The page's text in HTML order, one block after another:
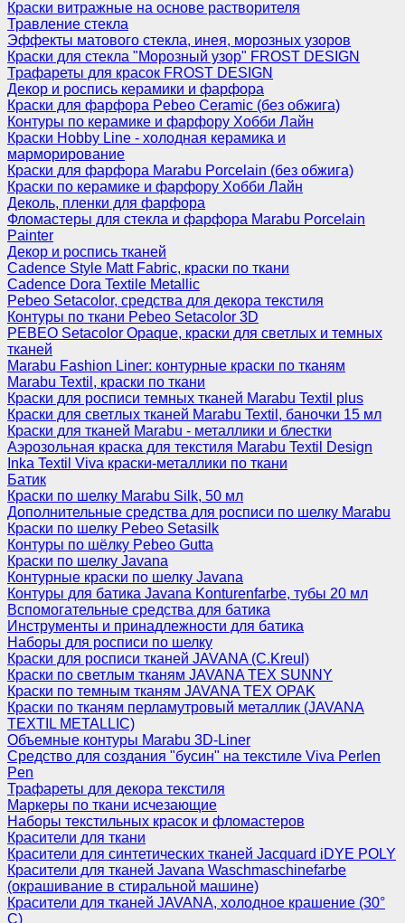
Краски витражные на основе растворителя
Травление стекла
Эффекты матового стекла, инея, морозных узоров
Краски для стекла "Морозный узор" FROST DESIGN
Трафареты для красок FROST DESIGN
Декор и роспись керамики и фарфора
Краски для фарфора Pebeo Ceramic (без обжига)
Контуры по керамике и фарфору Хобби Лайн
Краски Hobby Line - холодная керамика и
марморирование
Краски для фарфора Marabu Porcelain (без обжига)
Краски по керамике и фарфору Хобби Лайн
Деколь, пленки для фарфора
Фломастеры для стекла и фарфора Marabu Porcelain
Painter
Декор и роспись тканей
Cadence Style Matt Fabric, краски по ткани
Cadence Dora Textile Metallic
Pebeo Setacolor, средства для декора текстиля
Контуры по ткани Pebeo Setacolor 3D
PEBEO Setacolor Opaque, краски для светлых и темных
тканей
Marabu Fashion Liner: контурные краски по тканям
Marabu Textil, краски по ткани
Краски для росписи темных тканей Marabu Textil plus
Краски для светлых тканей Marabu Textil, баночки 15 мл
Краски для тканей Marabu - металлики и блестки
Аэрозольная краска для текстиля Marabu Textil Design
Inka Textil Viva краски-металлики по ткани
Батик
Краски по шелку Marabu Silk, 50 мл
Дополнительные средства для росписи по шелку Marabu
Краски по шелку Pebeo Setasilk
Контуры по шёлку Pebeo Gutta
Краски по шелку Javana
Контурные краски по шелку Javana
Контуры для батика Javana Konturenfarbe, тубы 20 мл
Вспомогательные средства для батика
Инструменты и принадлежности для батика
Наборы для росписи по шелку
Краски для росписи тканей JAVANA (C.Kreul)
Краски по светлым тканям JAVANA TEX SUNNY
Краски по темным тканям JAVANA TEX OPAK
Краски по тканям перламутровый металлик (JAVANA
TEXTIL METALLIC)
Объемные контуры Marabu 3D-Liner
Средство для создания "бусин" на текстиле Viva Perlen
Pen
Трафареты для декора текстиля
Маркеры по ткани исчезающие
Наборы текстильных красок и фломастеров
Красители для ткани
Красители для синтетических тканей Jacquard iDYE POLY
Красители для тканей Javana Waschmaschinefarbe
(окрашивание в стиральной машине)
Красители для тканей JAVANA, холодное крашение (30°
С)